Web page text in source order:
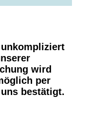
wird
per
bestätigt.